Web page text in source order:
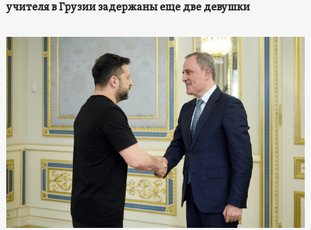
учителя в Грузии задержаны еще две девушки